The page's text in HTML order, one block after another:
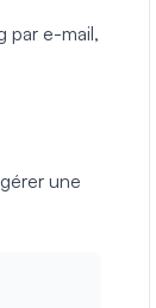
par e-mail,
une